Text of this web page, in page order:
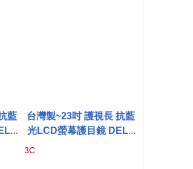
藍
台灣製~23吋 護視長 抗藍
光LCD螢幕護目鏡 DELL
3C